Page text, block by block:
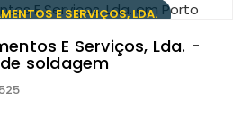
E SERVIÇOS, LDA.
E Serviços, Lda. -
soldagem